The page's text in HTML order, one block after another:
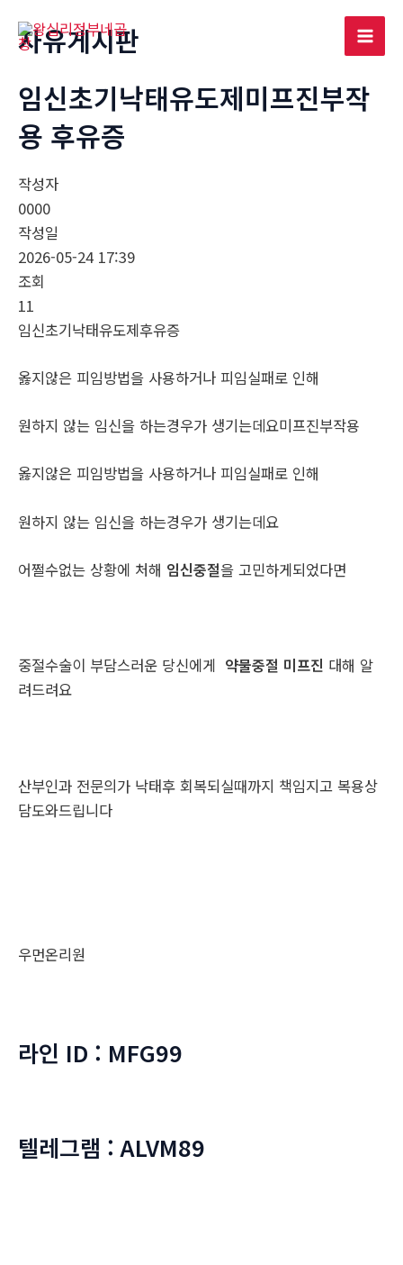
Main
자유게시판
임신초기낙태유도제미프진부작
용 후유증
작성자
0000
작성일
2026-05-24 17:39
조회
11
임신초기낙태유도제후유증
옳지않은 피임방법을 사용하거나 피임실패로 인해
원하지 않는 임신을 하는경우가 생기는데요미프진부작용
옳지않은 피임방법을 사용하거나 피임실패로 인해
원하지 않는 임신을 하는경우가 생기는데요
어쩔수없는 상황에 처해 임신중절을 고민하게되었다면
중절수술이 부담스러운 당신에게 약물중절 미프진 대해 알
려드려요
산부인과 전문의가 낙태후 회복되실때까지 책임지고 복용상
담도와드립니다
우먼온리원
라인 ID : MFG99
텔레그램 : ALVM89